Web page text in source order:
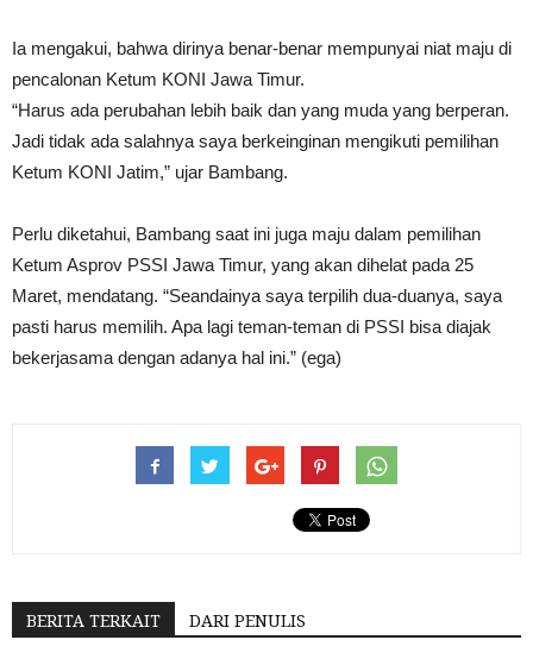
Ia mengakui, bahwa dirinya benar-benar mempunyai niat maju di
pencalonan Ketum KONI Jawa Timur.
“Harus ada perubahan lebih baik dan yang muda yang berperan.
Jadi tidak ada salahnya saya berkeinginan mengikuti pemilihan
Ketum KONI Jatim,” ujar Bambang.
Perlu diketahui, Bambang saat ini juga maju dalam pemilihan
Ketum Asprov PSSI Jawa Timur, yang akan dihelat pada 25
Maret, mendatang. “Seandainya saya terpilih dua-duanya, saya
pasti harus memilih. Apa lagi teman-teman di PSSI bisa diajak
bekerjasama dengan adanya hal ini.” (ega)
BERITA TERKAIT DARI PENULIS